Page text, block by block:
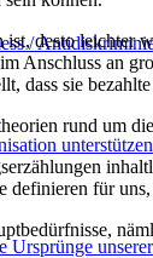
/
unterstützen
Ursprünge
ist, desto leichter
Anschluss an
dass sie
rund um
definieren für